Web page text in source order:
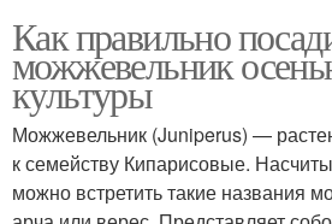
Как правильно
можжевельник
культуры
Можжевельник (Juniperus) —
к семейству Кипарисовые.
можно встретить такие названия